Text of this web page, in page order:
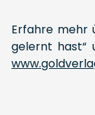
Erfahre mehr
gelernt hast“